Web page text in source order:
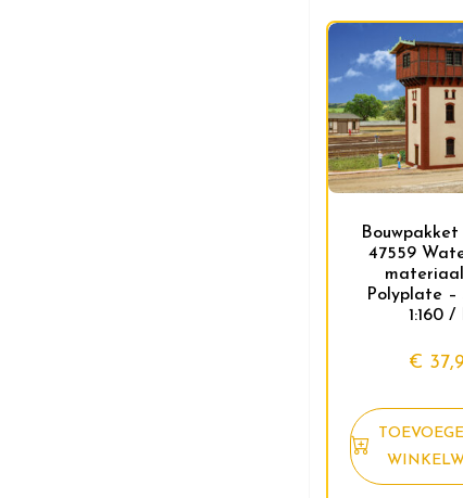
Bouwpakket
47559
Polyplate –
1:160 /
€